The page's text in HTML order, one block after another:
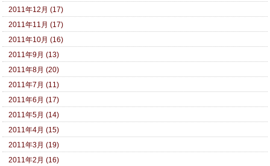
2011年12月 (17)
2011年11月 (17)
2011年10月 (16)
2011年9月 (13)
2011年8月 (20)
2011年7月 (11)
2011年6月 (17)
2011年5月 (14)
2011年4月 (15)
2011年3月 (19)
2011年2月 (16)